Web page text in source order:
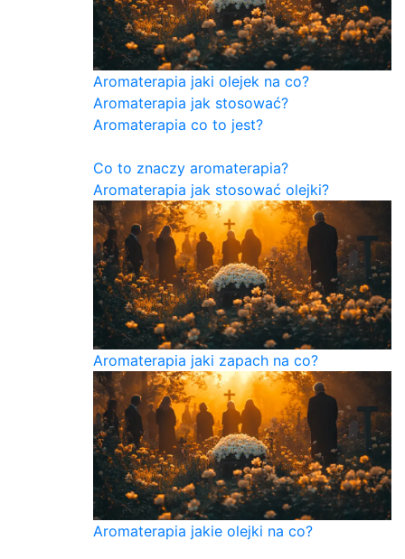
Aromaterapia jaki olejek na co?
Aromaterapia jak stosować?
Aromaterapia co to jest?
Co to znaczy aromaterapia?
Aromaterapia jak stosować olejki?
Aromaterapia jaki zapach na co?
Aromaterapia jakie olejki na co?